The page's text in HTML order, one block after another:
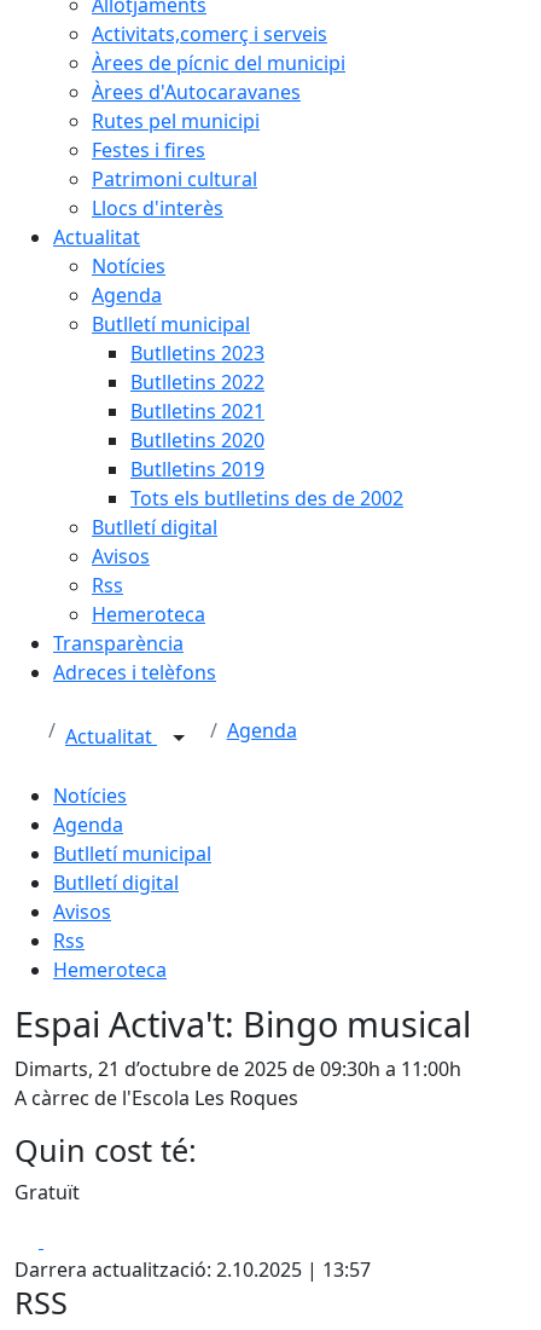
Activitats,comerç i serveis
Àrees de pícnic del municipi
Àrees d'Autocaravanes
Rutes pel municipi
Festes i fires
Patrimoni cultural
Llocs d'interès
Actualitat
Notícies
Agenda
Butlletí municipal
Butlletins 2023
Butlletins 2022
Butlletins 2021
Butlletins 2020
Butlletins 2019
Tots els butlletins des de 2002
Butlletí digital
Avisos
Rss
Hemeroteca
Transparència
Adreces i telèfons
Actualitat Agenda
Notícies
Agenda
Butlletí municipal
Butlletí digital
Avisos
Rss
Hemeroteca
Espai Activa't: Bingo musical
Dimarts, 21 d’octubre de 2025 de 09:30h a 11:00h
A càrrec de l'Escola Les Roques
Quin cost té:
Gratuït
Darrera actualització: 2.10.2025 | 13:57
RSS